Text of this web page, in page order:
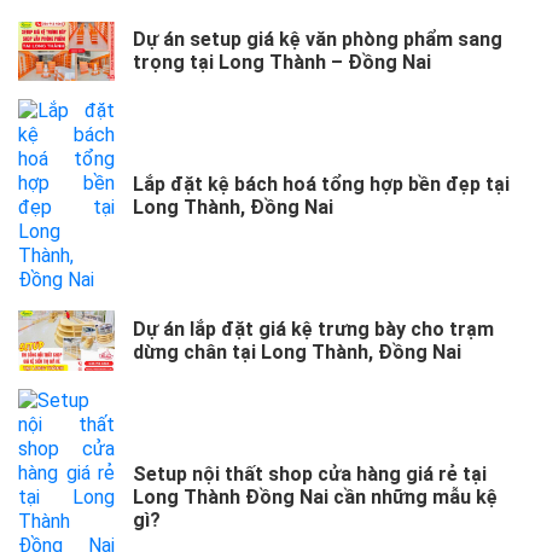
Dự án setup giá kệ văn phòng phẩm sang
trọng tại Long Thành – Đồng Nai
Lắp đặt kệ bách hoá tổng hợp bền đẹp tại
Long Thành, Đồng Nai
Dự án lắp đặt giá kệ trưng bày cho trạm
dừng chân tại Long Thành, Đồng Nai
Setup nội thất shop cửa hàng giá rẻ tại
Long Thành Đồng Nai cần những mẫu kệ
gì?